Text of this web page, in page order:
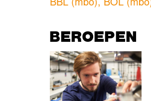
BBL (mbo), BOL
BEROEPEN